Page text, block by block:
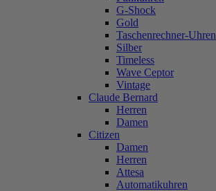
G-Shock
Gold
Taschenrechner-Uhren
Silber
Timeless
Wave Ceptor
Vintage
Claude Bernard
Herren
Damen
Citizen
Damen
Herren
Attesa
Automatikuhren